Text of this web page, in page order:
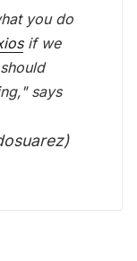
you do
if we
says